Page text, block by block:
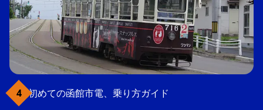
初めての函館市電、乗り方ガイド